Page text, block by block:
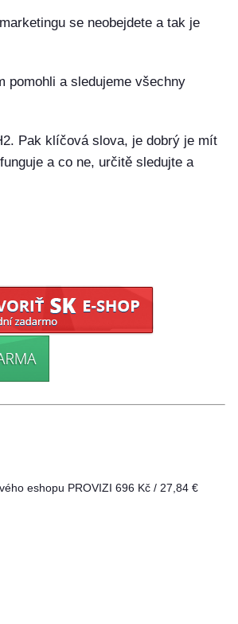
se neobejdete a tak je
pomohli a sledujeme všechny
Pak klíčová slova, je dobrý je mít
a co ne, určitě sledujte a
eshopu PROVIZI 696 Kč / 27,84 €